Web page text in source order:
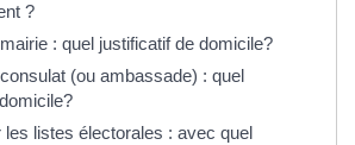
?
: quel justificatif de domicile?
(ou ambassade) : quel
les listes électorales : avec quel